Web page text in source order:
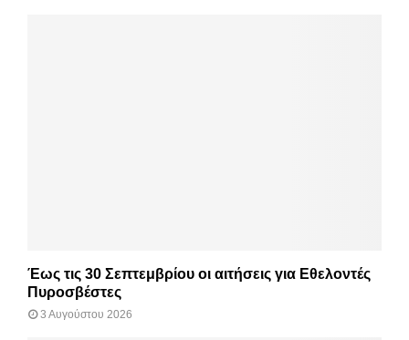
Έως τις 30 Σεπτεμβρίου οι αιτήσεις για Εθελοντές
Πυροσβέστες
3 Αυγούστου 2026